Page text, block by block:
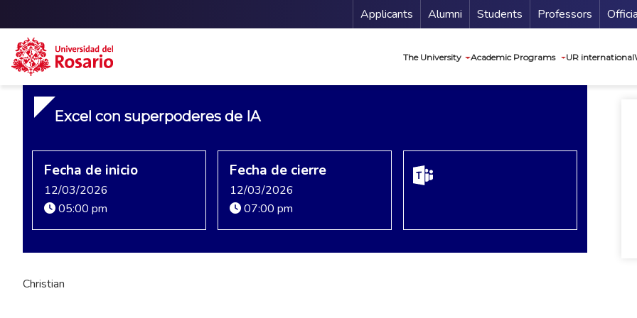
Skip to main content
Menu Secundario
Applicants Alumni Students Professors
The University Academic Programs UR international
Excel con superpoderes de IA
Fecha de inicio
12/03/2026
05:00 pm
Fecha de cierre
12/03/2026
07:00 pm
Christian